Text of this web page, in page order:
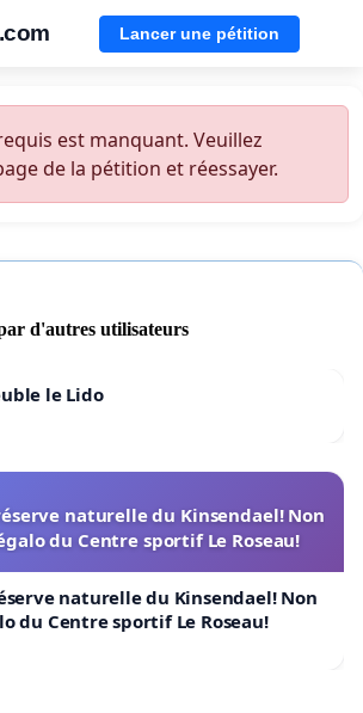
Lancer une pétition
est manquant. Veuillez
de la pétition et réessayer.
d'autres utilisateurs
le Lido
naturelle du Kinsendael! Non
du Centre sportif Le Roseau!
naturelle du Kinsendael! Non
du Centre sportif Le Roseau!